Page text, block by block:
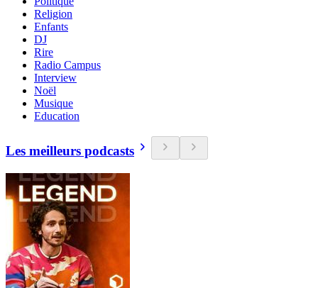
Religion
Enfants
DJ
Rire
Radio Campus
Interview
Noël
Musique
Education
Les meilleurs podcasts